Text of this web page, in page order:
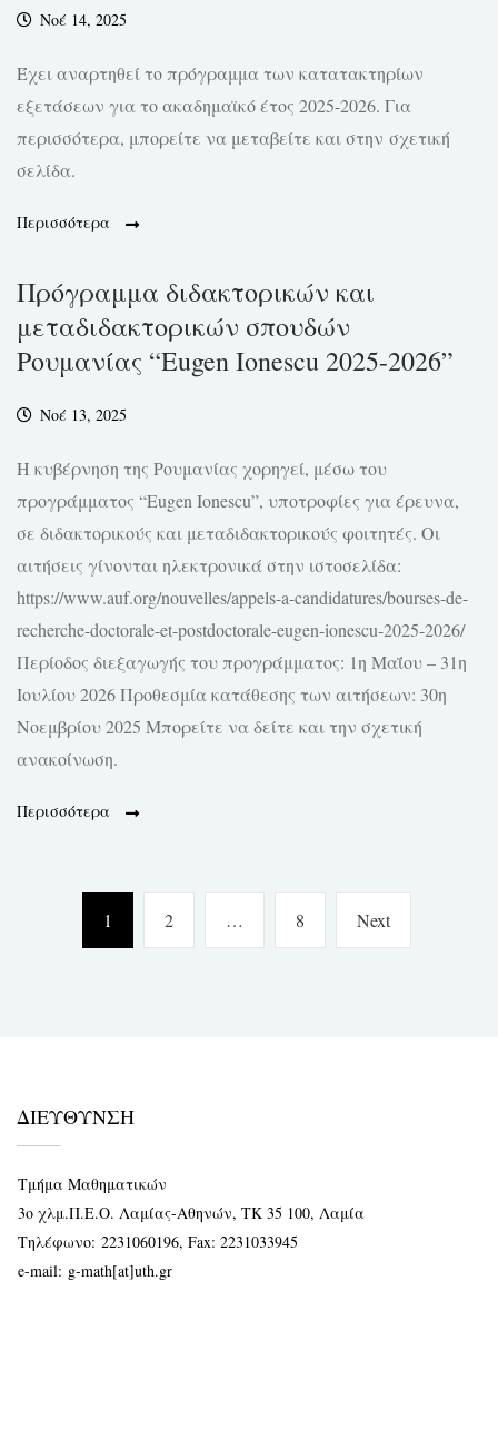
Νοέ 14, 2025
Έχει αναρτηθεί το πρόγραμμα των κατατακτηρίων
εξετάσεων για το ακαδημαϊκό έτος 2025-2026. Για
περισσότερα, μπορείτε να μεταβείτε και στην σχετική
σελίδα.
Περισσότερα
Πρόγραμμα διδακτορικών και
μεταδιδακτορικών σπουδών
Ρουμανίας “Eugen Ionescu 2025-2026”
Νοέ 13, 2025
Η κυβέρνηση της Ρουμανίας χορηγεί, μέσω του
προγράμματος “Eugen Ionescu”, υποτροφίες για έρευνα,
σε διδακτορικούς και μεταδιδακτορικούς φοιτητές. Οι
αιτήσεις γίνονται ηλεκτρονικά στην ιστοσελίδα:
https://www.auf.org/nouvelles/appels-a-candidatures/bourses-de-
recherche-doctorale-et-postdoctorale-eugen-ionescu-2025-2026/
Περίοδος διεξαγωγής του προγράμματος: 1η Μαΐου – 31η
Ιουλίου 2026 Προθεσμία κατάθεσης των αιτήσεων: 30η
Νοεμβρίου 2025 Μπορείτε να δείτε και την σχετική
ανακοίνωση.
Περισσότερα
Page
1 Page
2 … Page
8 NextNext
page
ΔΙΕΥΘΥΝΣΗ
Τμήμα Μαθηματικών
3ο χλμ.Π.Ε.Ο. Λαμίας-Αθηνών, ΤΚ 35 100, Λαμία
Τηλέφωνο: 2231060196, Fax: 2231033945
e-mail: g-math[at]uth.gr